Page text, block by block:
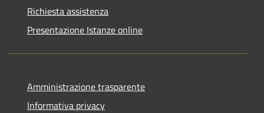
Richiesta assistenza
Presentazione Istanze online
Amministrazione trasparente
Informativa privacy